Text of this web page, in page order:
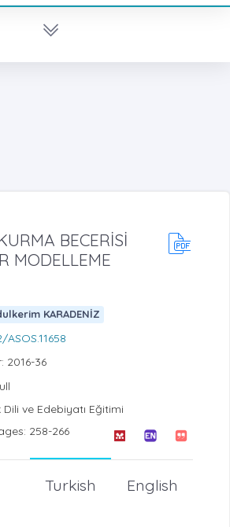
BECERİSİ
MODELLEME
KARADENİZ
ASOS.11658
2016-36
ve Edebiyatı Eğitimi
258-266
English
Turkish